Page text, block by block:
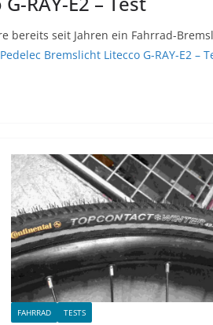
bereits seit Jahren ein Fahrrad-
Bremslicht Litecco G-RAY-E2 –
FAHRRAD TESTS